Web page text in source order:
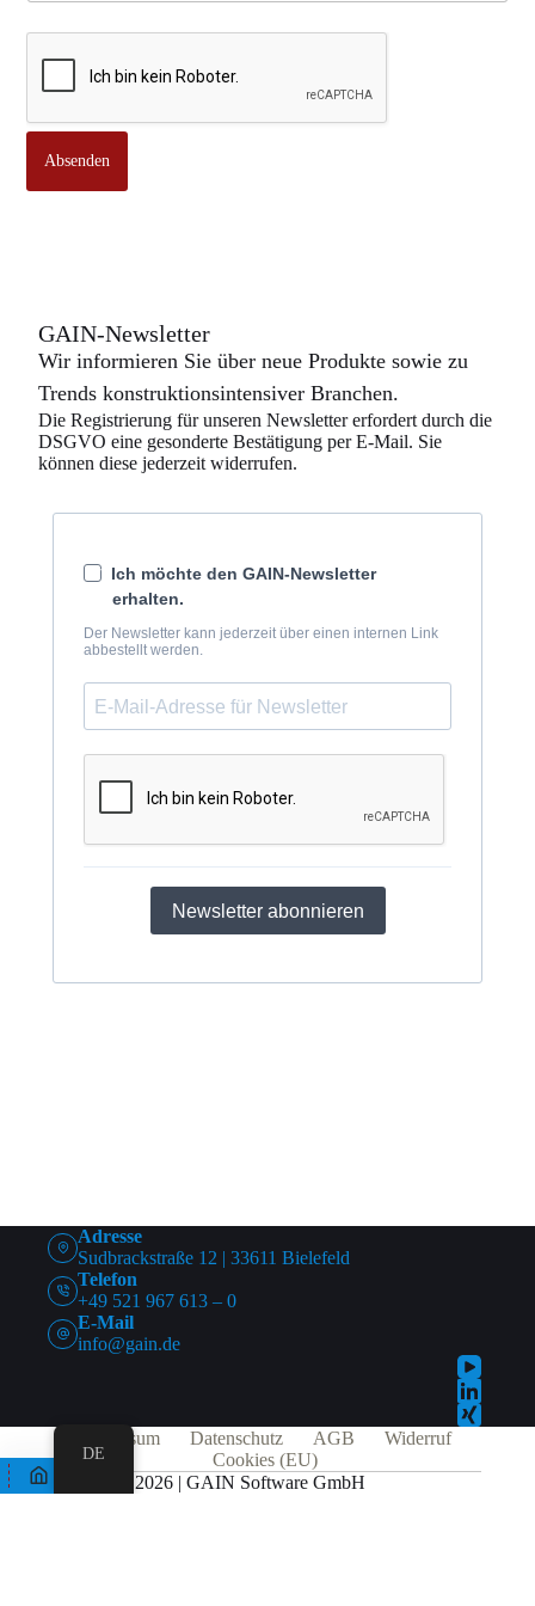
o
Absenden
GAIN-Newsletter
Wir informieren Sie über neue Produkte sowie zu
Trends konstruktionsintensiver Branchen.
Die Registrierung für unseren Newsletter erfordert durch die
DSGVO eine gesonderte Bestätigung per E-Mail. Sie
können diese jederzeit widerrufen.
Ich möchte den GAIN-Newsletter
erhalten.
Der Newsletter kann jederzeit über einen internen Link
abbestellt werden.
Newsletter abonnieren
Adresse
Sudbrackstraße 12 | 33611 Bielefeld
Telefon
+49 521 967 613 – 0
E-Mail
info@gain.de
Impressum Datenschutz AGB
Widerruf
Cookies (EU)
© 2026 | GAIN Software GmbH
DE